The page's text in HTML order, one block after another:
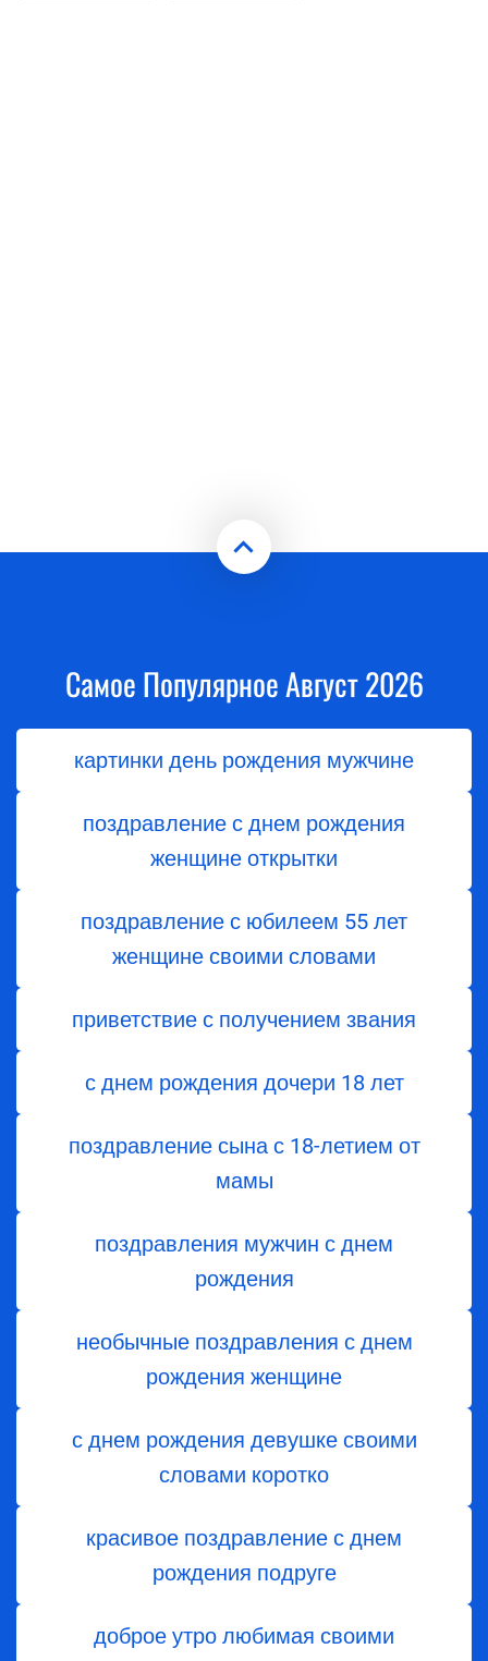
Самое Популярное Август 2026
картинки день рождения мужчине
поздравление с днем рождения
женщине открытки
поздравление с юбилеем 55 лет
женщине своими словами
приветствие с получением звания
с днем ​​рождения дочери 18 лет
поздравление сына с 18-летием от
мамы
поздравления мужчин с днем
рождения
необычные поздравления с днем
рождения женщине
с днем рождения девушке своими
словами коротко
красивое поздравление с днем
рождения подруге
доброе утро любимая своими